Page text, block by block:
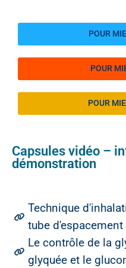
POUR
POUR
POUR
Capsules vidéo –
démonstration
Technique
tube d'espacement
Le contrôle de la
glyquée et le